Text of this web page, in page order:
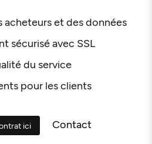
acheteurs et des données
sécurisé avec SSL
du service
pour les clients
ici Contact